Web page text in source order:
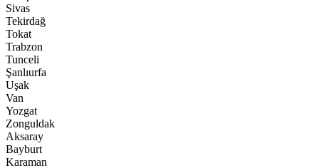
Sivas
Tekirdağ
Tokat
Trabzon
Tunceli
Şanlıurfa
Uşak
Van
Yozgat
Zonguldak
Aksaray
Bayburt
Karaman